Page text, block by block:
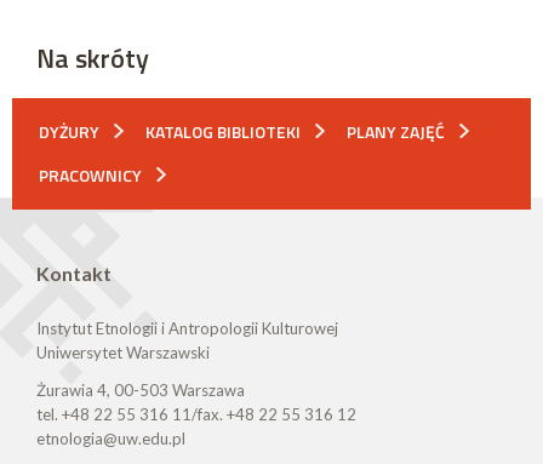
Na skróty
DYŻURY KATALOG BIBLIOTEKI
PLANY ZAJĘĆ
PRACOWNICY
Kontakt
Instytut Etnologii i Antropologii Kulturowej
Uniwersytet Warszawski
Żurawia 4, 00-503 Warszawa
tel. +48 22 55 316 11/fax. +48 22 55 316 12
etnologia@uw.edu.pl